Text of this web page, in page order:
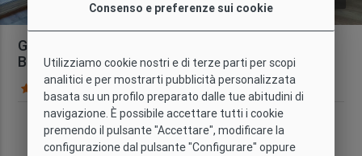
Grazioso Appartamento con 3 Camere e
Balcone a Poble Sec
54 Recensioni Mappa
Tipo
Confort
Wi-Fi
Sì
Capacità
6
Camere da
Consenso e preferenze sui cookie
Utilizziamo cookie nostri e di terze parti per scopi
analitici e per mostrarti pubblicità personalizzata
basata su un profilo preparato dalle tue abitudini di
navigazione. È possibile accettare tutti i cookie
premendo il pulsante "Accettare", modificare la
configurazione dal pulsante "Configurare" oppure